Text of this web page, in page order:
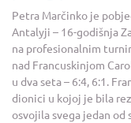
Petra Marčinko je
Antalyji – 16-godišnja
na profesionalnim
nad Francuskinjom
u dva seta – 6:4, 6:1.
dionici u kojoj je bila
osvojila svega jedan od